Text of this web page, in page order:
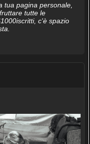
tua pagina personale,
tutte le
c'è spazio